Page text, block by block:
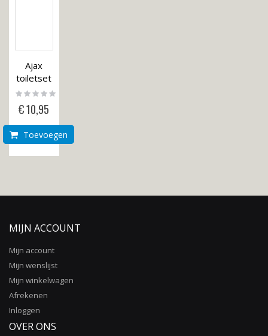
Ajax
toiletset
Rating:
€ 10,95
Toevoegen
MIJN ACCOUNT
Mijn account
Mijn wenslijst
Mijn winkelwagen
Afrekenen
Inloggen
OVER ONS